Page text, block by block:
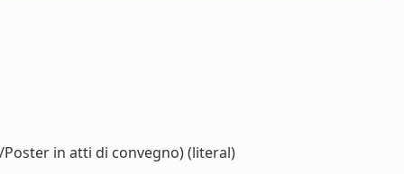
in atti di convegno) (literal)